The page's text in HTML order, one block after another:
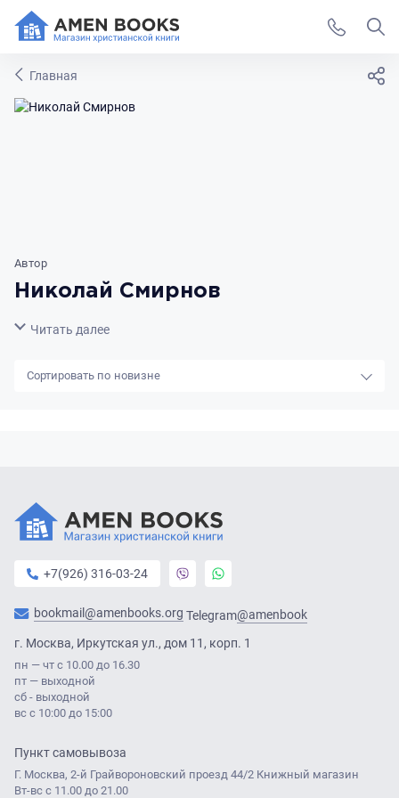
Главная
Автор
Николай Смирнов
Свернуть
Читать далее
новизне
+7(926) 316-03-24
bookmail@amenbooks.org Telegram@amenbook
г. Москва, Иркутская ул., дом 11, корп. 1
пн — чт с 10.00 до 16.30
пт — выходной
сб - выходной
вс с 10:00 до 15:00
Пункт самовывоза
Г. Москва, 2-й Грайвороновский проезд 44/2 Книжный магазин
Вт-вс с 11.00 до 21.00